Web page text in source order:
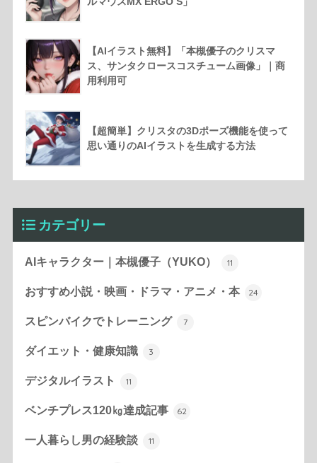
【AIイラスト無料】「本槻優子のクリスマ
ス、サンタクロースコスチューム画像」｜商
用利用可
【超簡単】クリスタの3Dポーズ機能を使って
思い通りのAIイラストを生成する方法
カテゴリー
AIキャラクター｜本槻優子（YUKO） 11
おすすめ小説・映画・ドラマ・アニメ・本 24
スピンバイクでトレーニング 7
ダイエット・健康知識 3
デジタルイラスト 11
ベンチプレス120㎏達成記事 62
一人暮らし男の経験談 11